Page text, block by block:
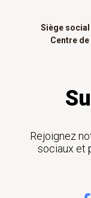
Siège social
Centre de
Rejoignez
sociaux et